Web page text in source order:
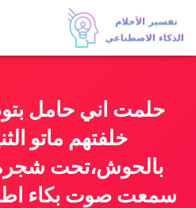
حلمت اني حامل
خلفتهم ماتو
بالحوش،تحت شجره
سمعت صوت بكاء